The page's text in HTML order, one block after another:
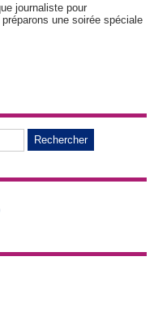
journaliste pour
une soirée spéciale